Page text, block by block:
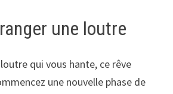
une loutre
qui vous hante, ce rêve
une nouvelle phase de